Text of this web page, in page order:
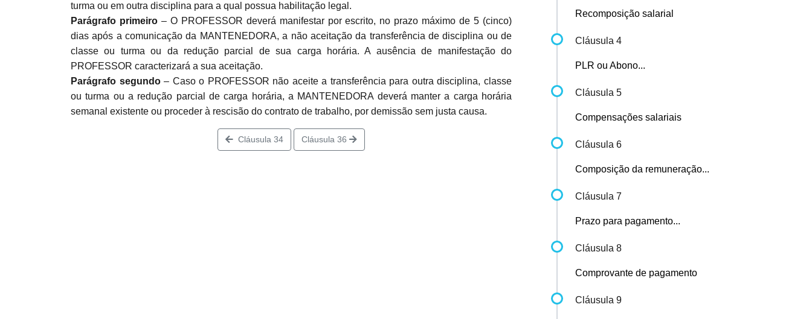
turma ou em outra disciplina para a qual possua habilitação legal.
Parágrafo primeiro– O PROFESSOR deverá manifestar por escrito, no prazo máximo de 5 (cinco)
dias após a comunicação da MANTENEDORA, a não aceitação da transferência de disciplina ou de
classe ou turma ou da redução parcial de sua carga horária. A ausência de manifestação do
PROFESSOR caracterizará a sua aceitação.
Parágrafo segundo– Caso o PROFESSOR não aceite a transferência para outra disciplina, classe
ou turma ou a redução parcial de carga horária, a MANTENEDORA deverá manter a carga horária
semanal existente ou proceder à rescisão do contrato de trabalho, por demissão sem justa causa.
Cláusula 34 Cláusula 36
Recomposição salarial
Cláusula 4
PLR ou Abono...
Cláusula 5
Compensações salariais
Cláusula 6
Composição da remuneração...
Cláusula 7
Prazo para pagamento...
Cláusula 8
Comprovante de pagamento
Cláusula 9